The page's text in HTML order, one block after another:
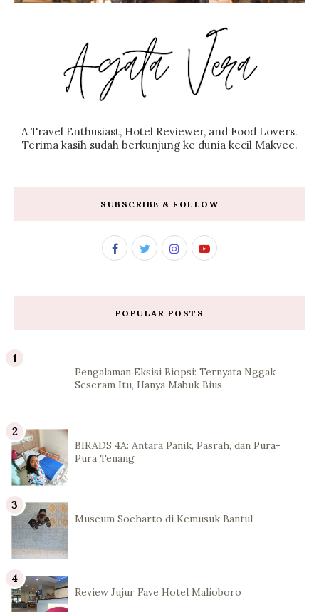
A Travel Enthusiast, Hotel Reviewer, and Food Lovers.
Terima kasih sudah berkunjung ke dunia kecil Makvee.
SUBSCRIBE & FOLLOW
POPULAR POSTS
Pengalaman Eksisi Biopsi: Ternyata Nggak
Seseram Itu, Hanya Mabuk Bius
BIRADS 4A: Antara Panik, Pasrah, dan Pura-
Pura Tenang
Museum Soeharto di Kemusuk Bantul
Review Jujur Fave Hotel Malioboro